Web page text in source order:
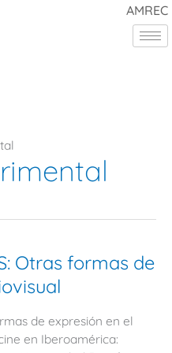
AMREC
Otras formas de
de expresión en el
en Iberoamérica: